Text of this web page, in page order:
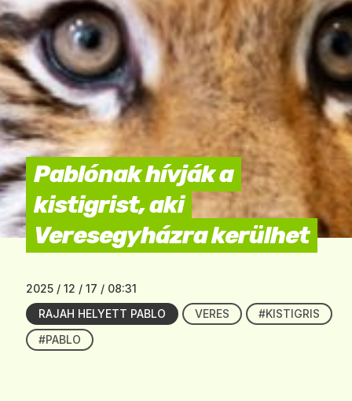
Pablónak hívják a
kistigrist, aki
Veresegyházra kerülhet
2025 / 12 / 17 / 08:31
RAJAH HELYETT PABLO
VERES
#KISTIGRIS
#PABLO